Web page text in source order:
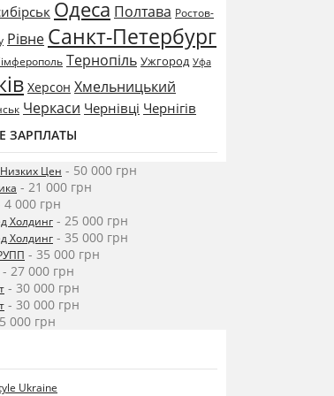
Одеса Полтава Ростов-
Рівне Санкт-Петербург
Тернопіль Ужгород Уфа
Херсон Хмельницький
Черкаси Чернівці Чернігів
ЗАРПЛАТЫ
Цен - 50 000 грн
- 21 000 грн
4 000 грн
Холдинг - 25 000 грн
Холдинг - 35 000 грн
- 35 000 грн
- 27 000 грн
- 30 000 грн
- 30 000 грн
000 грн
Ukraine